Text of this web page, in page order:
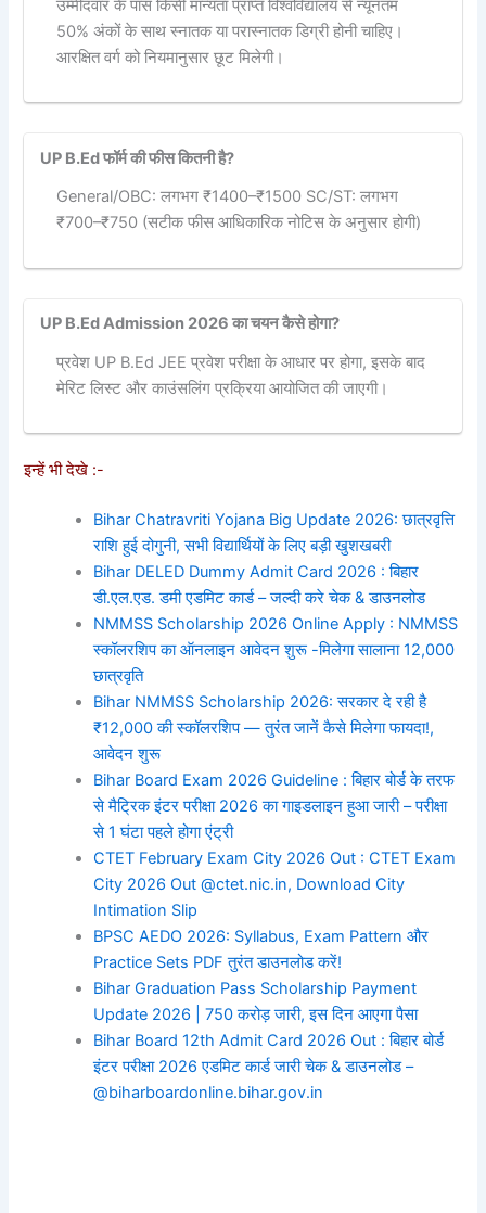
उम्मीदवार के पास किसी मान्यता प्राप्त विश्वविद्यालय से न्यूनतम
50% अंकों के साथ स्नातक या परास्नातक डिग्री होनी चाहिए।
आरक्षित वर्ग को नियमानुसार छूट मिलेगी।
UP B.Ed फॉर्म की फीस कितनी है?
General/OBC: लगभग ₹1400–₹1500 SC/ST: लगभग
₹700–₹750 (सटीक फीस आधिकारिक नोटिस के अनुसार होगी)
UP B.Ed Admission 2026 का चयन कैसे होगा?
प्रवेश UP B.Ed JEE प्रवेश परीक्षा के आधार पर होगा, इसके बाद
मेरिट लिस्ट और काउंसलिंग प्रक्रिया आयोजित की जाएगी।
इन्हें भी देखे :-
Bihar Chatravriti Yojana Big Update 2026: छात्रवृत्ति
राशि हुई दोगुनी, सभी विद्यार्थियों के लिए बड़ी खुशखबरी
Bihar DELED Dummy Admit Card 2026 : बिहार
डी.एल.एड. डमी एडमिट कार्ड – जल्दी करे चेक & डाउनलोड
NMMSS Scholarship 2026 Online Apply : NMMSS
स्कॉलरशिप का ऑनलाइन आवेदन शुरू -मिलेगा सालाना 12,000
छात्रवृति
Bihar NMMSS Scholarship 2026: सरकार दे रही है
₹12,000 की स्कॉलरशिप — तुरंत जानें कैसे मिलेगा फायदा!,
आवेदन शुरू
Bihar Board Exam 2026 Guideline : बिहार बोर्ड के तरफ
से मैट्रिक इंटर परीक्षा 2026 का गाइडलाइन हुआ जारी – परीक्षा
से 1 घंटा पहले होगा एंट्री
CTET February Exam City 2026 Out : CTET Exam
City 2026 Out @ctet.nic.in, Download City
Intimation Slip
BPSC AEDO 2026: Syllabus, Exam Pattern और
Practice Sets PDF तुरंत डाउनलोड करें!
Bihar Graduation Pass Scholarship Payment
Update 2026 | 750 करोड़ जारी, इस दिन आएगा पैसा
Bihar Board 12th Admit Card 2026 Out : बिहार बोर्ड
इंटर परीक्षा 2026 एडमिट कार्ड जारी चेक & डाउनलोड –
@biharboardonline.bihar.gov.in